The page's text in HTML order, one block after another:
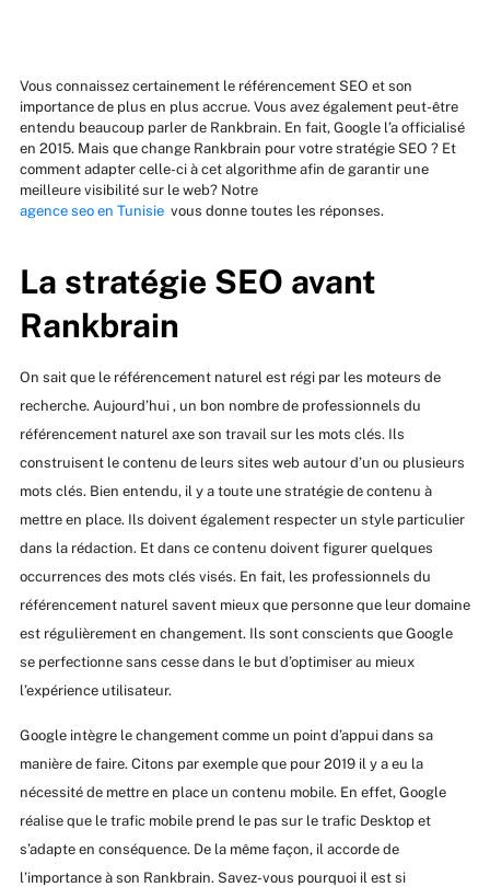
Vous connaissez certainement le référencement SEO et son
importance de plus en plus accrue. Vous avez également peut-être
entendu beaucoup parler de Rankbrain. En fait, Google l’a officialisé
en 2015. Mais que change Rankbrain pour votre stratégie SEO ? Et
comment adapter celle-ci à cet algorithme afin de garantir une
meilleure visibilité sur le web? Notre
agence seo en Tunisievous donne toutes les réponses.
La stratégie SEO avant
Rankbrain
On sait que le référencement naturel est régi par les moteurs de
recherche. Aujourd’hui , un bon nombre de professionnels du
référencement naturel axe son travail sur les mots clés. Ils
construisent le contenu de leurs sites web autour d’un ou plusieurs
mots clés. Bien entendu, il y a toute une stratégie de contenu à
mettre en place. Ils doivent également respecter un style particulier
dans la rédaction. Et dans ce contenu doivent figurer quelques
occurrences des mots clés visés. En fait, les professionnels du
référencement naturel savent mieux que personne que leur domaine
est régulièrement en changement. Ils sont conscients que Google
se perfectionne sans cesse dans le but d’optimiser au mieux
l’expérience utilisateur.
Google intègre le changement comme un point d’appui dans sa
manière de faire. Citons par exemple que pour 2019 il y a eu la
nécessité de mettre en place un contenu mobile. En effet, Google
réalise que le trafic mobile prend le pas sur le trafic Desktop et
s’adapte en conséquence. De la même façon, il accorde de
l’importance à son Rankbrain. Savez-vous pourquoi il est si